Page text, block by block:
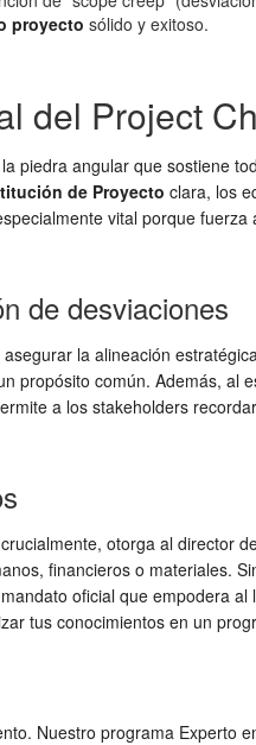
proyecto sólido y exitoso.
del Project
piedra angular que sostiene
de Proyecto clara, los
vital porque
de desviaciones
la alineación
propósito común. Además, al
a los stakeholders
otorga al director
financieros o materiales.
oficial que empodera
tus conocimientos en un
Nuestro programa